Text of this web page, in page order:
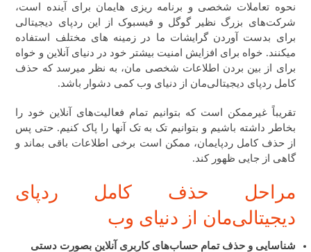
نحوه تعاملات شخصی و برنامه ریزی هایمان برای آینده است،
شرکت‌های بزرگ نظیر گوگل و فیسبوک از این ردپای دیجیتالی
برای بدست آوردن گرایشات ما در زمینه های مختلف استفاده
میکنند. خواه برای افزایش امنیت بیشتر خود در دنیای آنلاین و خواه
برای از بین بردن اطلاعات شخصی مان، به نظر میرسد که حذف
کامل ردپای دیجیتالی‌مان از دنیای وب کمی دشوار باشد.
تقریباً غیرممکن است که بتوانیم تمام فعالیت‌های آنلاین خود را
بخاطر داشته باشیم و بتوانیم تک‌ به‌ تک آنها را پاک‌ کنیم. حتی پس
از حذف کامل ردپایمان، ممکن است برخی اطلاعات باقی بماند و
گاهی از جایی ظهور کند.
مراحل حذف کامل ردپای
دیجیتالی‌مان از دنیای وب
شناسایی و حذف تمام حساب‌های کاربری آنلاین بصورت دستی